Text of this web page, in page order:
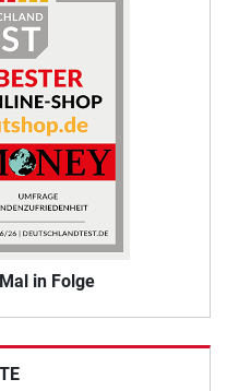
in Folge